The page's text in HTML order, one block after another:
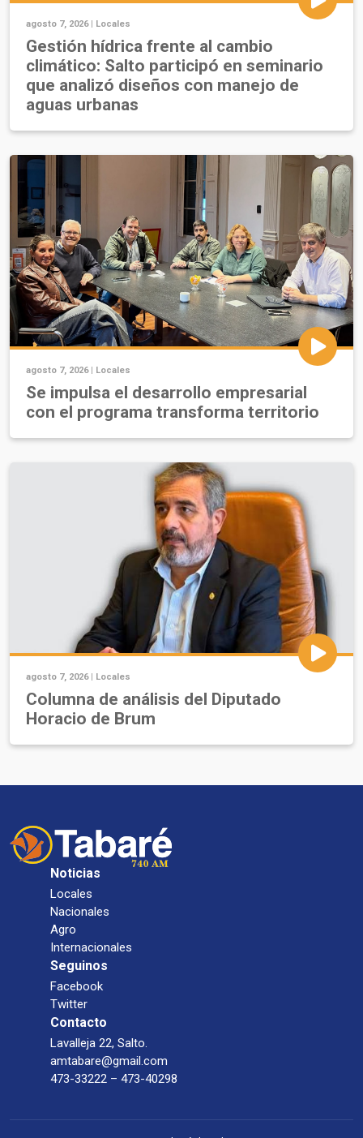
agosto 7, 2026 | Locales
Gestión hídrica frente al cambio
climático: Salto participó en seminario
que analizó diseños con manejo de
aguas urbanas
agosto 7, 2026 | Locales
Se impulsa el desarrollo empresarial
con el programa transforma territorio
agosto 7, 2026 | Locales
Columna de análisis del Diputado
Horacio de Brum
Noticias
Locales
Nacionales
Agro
Internacionales
Seguinos
Facebook
Twitter
Contacto
Lavalleja 22, Salto.
amtabare@gmail.com
473-33222 – 473-40298